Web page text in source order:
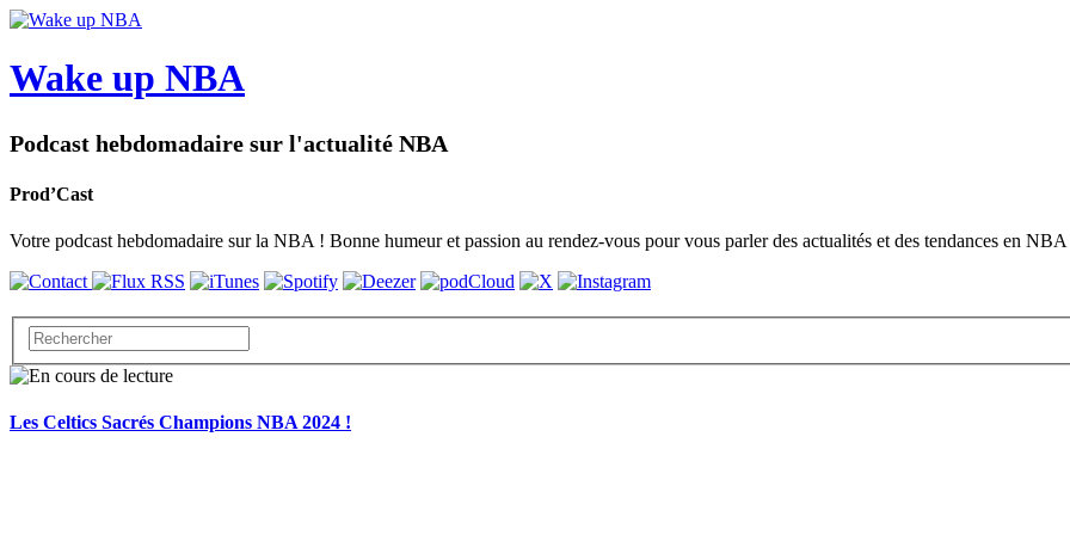
Wake up NBA
Podcast hebdomadaire sur l'actualité NBA
Prod’Cast
Votre podcast hebdomadaire sur la NBA ! Bonne humeur et passion au rendez-vous pour vous parler des actualités et des tendances en
Les Celtics Sacrés Champions NBA 2024 !